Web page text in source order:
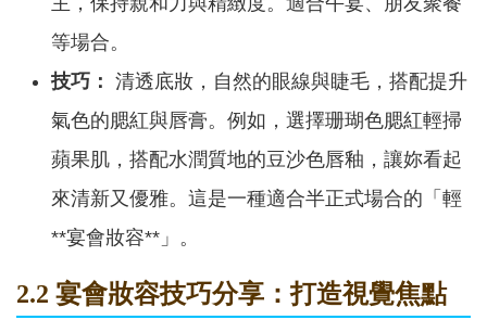
等場合。
技巧： 清透底妝，自然的眼線與睫毛，搭配提升
氣色的腮紅與唇膏。例如，選擇珊瑚色腮紅輕掃
蘋果肌，搭配水潤質地的豆沙色唇釉，讓妳看起
來清新又優雅。這是一種適合半正式場合的「輕
**宴會妝容**」。
2.2 宴會妝容技巧分享：打造視覺焦點